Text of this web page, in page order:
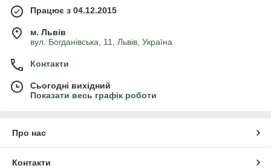
Працює з 04.12.2015
м. Львів
вул. Богданівська, 11, Львів, Україна
Контакти
Сьогодні вихідний
Показати весь графік роботи
Про нас
Контакти